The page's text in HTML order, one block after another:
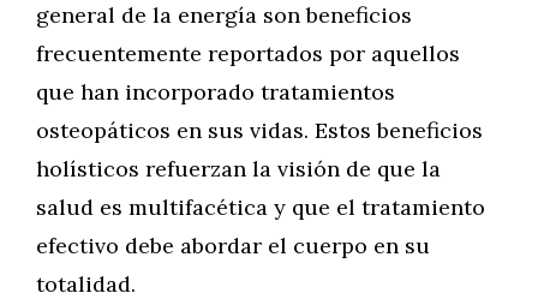
general de la energía son beneficios
frecuentemente reportados por aquellos
que han incorporado tratamientos
osteopáticos en sus vidas. Estos beneficios
holísticos refuerzan la visión de que la
salud es multifacética y que el tratamiento
efectivo debe abordar el cuerpo en su
totalidad.